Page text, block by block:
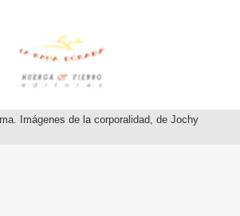
Imágenes de la corporalidad, de Jochy